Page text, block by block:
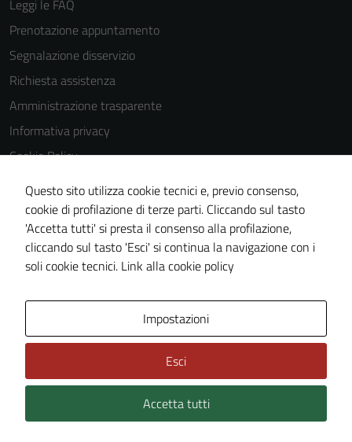
Leggi le FAQ
Prenotazione appuntamento
Segnalazione disservizio
Richiesta assistenza
Amministrazione trasparente
Informativa privacy
Cookie Policy
Note legali
Dichiarazione di accessibilità
Segnalazioni di inaccessibilità
Piano di miglioramento del sito
Technical Design s.r.l.
Questo sito utilizza cookie tecnici e, previo consenso,
cookie di profilazione di terze parti. Cliccando sul tasto
'Accetta tutti' si presta il consenso alla profilazione,
cliccando sul tasto 'Esci' si continua la navigazione con i
soli cookie tecnici. Link alla cookie policy
Impostazioni
Esci
Accetta tutti